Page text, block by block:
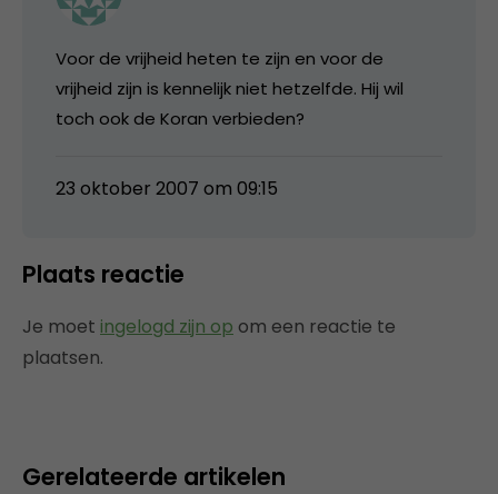
Voor de vrijheid heten te zijn en voor de
vrijheid zijn is kennelijk niet hetzelfde. Hij wil
toch ook de Koran verbieden?
23 oktober 2007 om 09:15
Plaats reactie
Je moet ingelogd zijn op om een reactie te
plaatsen.
Gerelateerde artikelen